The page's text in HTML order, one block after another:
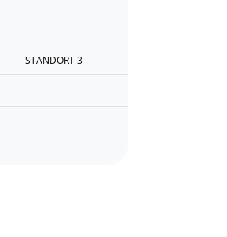
STANDORT 3